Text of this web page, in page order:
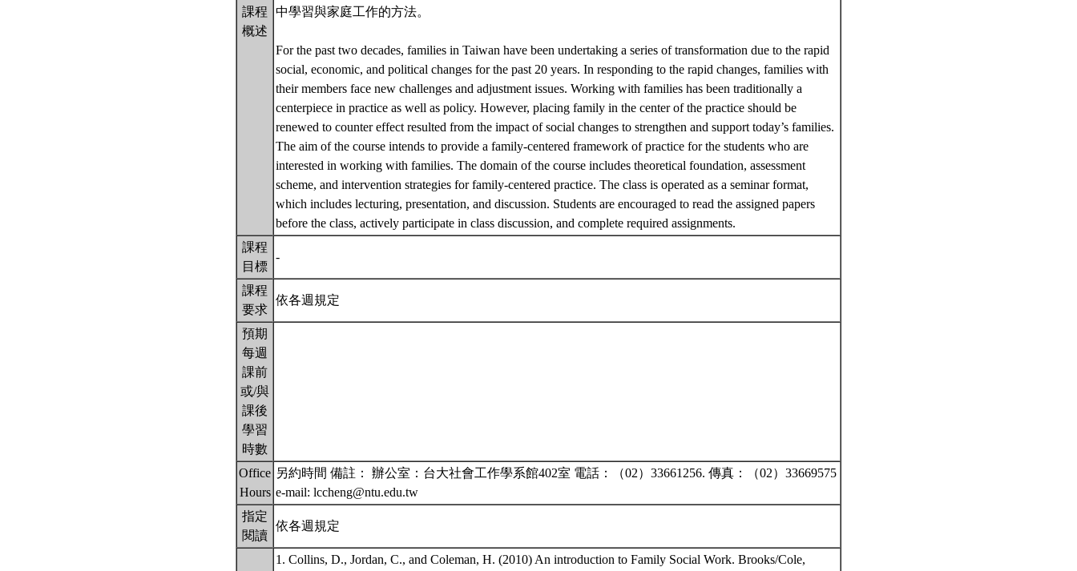
課程
概述
中學習與家庭工作的方法。
For the past two decades, families in Taiwan have been undertaking a series of transformation due to the rapid
social, economic, and political changes for the past 20 years. In responding to the rapid changes, families with
their members face new challenges and adjustment issues. Working with families has been traditionally a
centerpiece in practice as well as policy. However, placing family in the center of the practice should be
renewed to counter effect resulted from the impact of social changes to strengthen and support today’s families.
The aim of the course intends to provide a family-centered framework of practice for the students who are
interested in working with families. The domain of the course includes theoretical foundation, assessment
scheme, and intervention strategies for family-centered practice. The class is operated as a seminar format,
which includes lecturing, presentation, and discussion. Students are encouraged to read the assigned papers
before the class, actively participate in class discussion, and complete required assignments.
課程
目標
-
課程
要求
依各週規定
預期
每週
課前
或/與
課後
學習
時數
Office
Hours
另約時間 備註： 辦公室：台大社會工作學系館402室 電話：（02）33661256. 傳真：（02）33669575
e-mail: lccheng@ntu.edu.tw
指定
閱讀
依各週規定
1. Collins, D., Jordan, C., and Coleman, H. (2010) An introduction to Family Social Work. Brooks/Cole,